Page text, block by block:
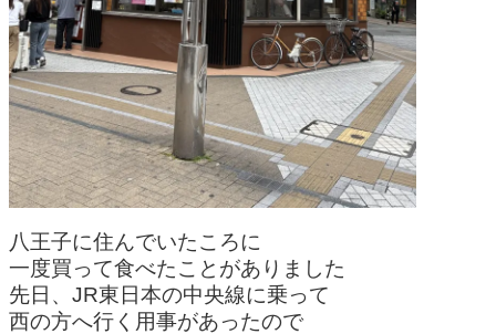
八王子に住んでいたころに
一度買って食べたことがありました
先日、JR東日本の中央線に乗って
西の方へ行く用事があったので